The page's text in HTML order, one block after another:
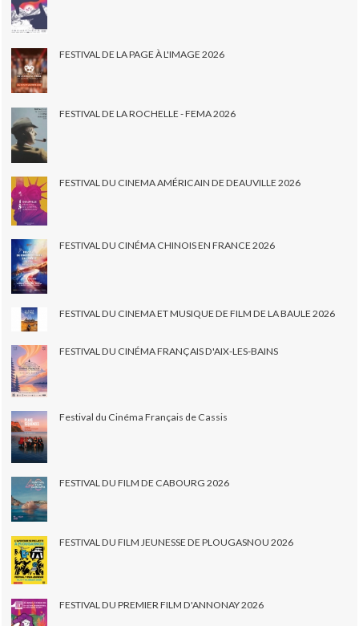
FESTIVAL DE LA PAGE À L'IMAGE 2026
FESTIVAL DE LA ROCHELLE - FEMA 2026
FESTIVAL DU CINEMA AMÉRICAIN DE DEAUVILLE 2026
FESTIVAL DU CINÉMA CHINOIS EN FRANCE 2026
FESTIVAL DU CINEMA ET MUSIQUE DE FILM DE LA BAULE 2026
FESTIVAL DU CINÉMA FRANÇAIS D'AIX-LES-BAINS
Festival du Cinéma Français de Cassis
FESTIVAL DU FILM DE CABOURG 2026
FESTIVAL DU FILM JEUNESSE DE PLOUGASNOU 2026
FESTIVAL DU PREMIER FILM D'ANNONAY 2026